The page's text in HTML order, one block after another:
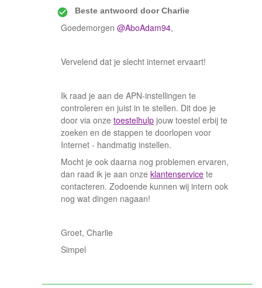
Beste antwoord doorCharlie
Goedemorgen @AboAdam94,
Vervelend dat je slecht internet ervaart!
Ik raad je aan de APN-instellingen te
controleren en juist in te stellen. Dit doe je
door via onze toestelhulp jouw toestel erbij te
zoeken en de stappen te doorlopen voor
Internet - handmatig instellen.
Mocht je ook daarna nog problemen ervaren,
dan raad ik je aan onze klantenservice te
contacteren. Zodoende kunnen wij intern ook
nog wat dingen nagaan!
Groet, Charlie
Simpel